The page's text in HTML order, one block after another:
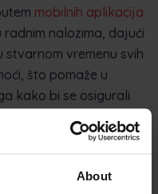
About
mobilnih aplikacija
nalozima, dajući
stvarnom vremenu svih
što pomaže u
kako bi se osigurali